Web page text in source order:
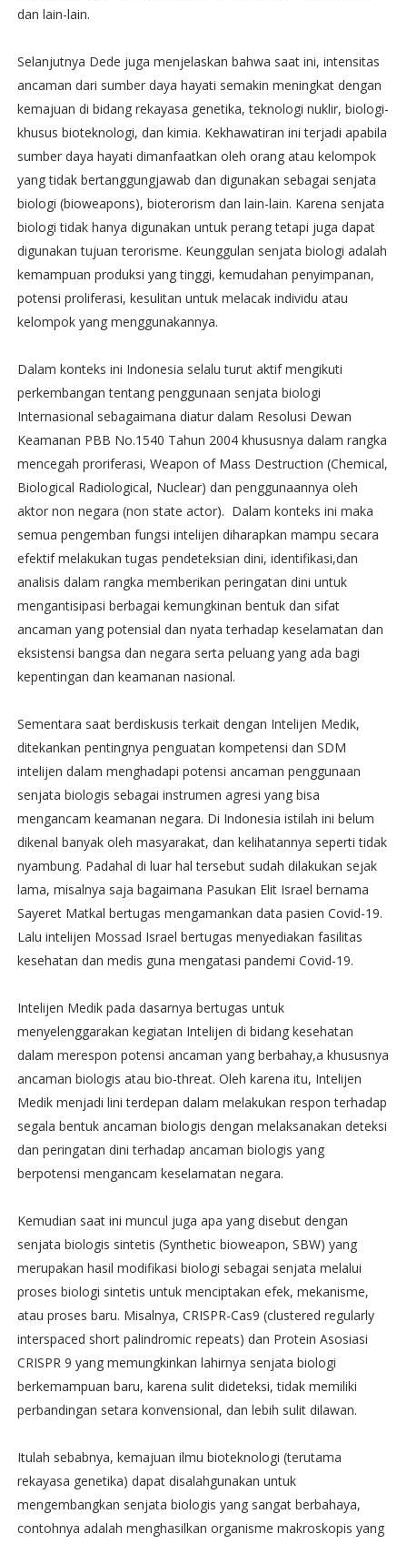
dan lain-lain.
Selanjutnya Dede juga menjelaskan bahwa saat ini, intensitas
ancaman dari sumber daya hayati semakin meningkat dengan
kemajuan di bidang rekayasa genetika, teknologi nuklir, biologi-
khusus bioteknologi, dan kimia. Kekhawatiran ini terjadi apabila
sumber daya hayati dimanfaatkan oleh orang atau kelompok
yang tidak bertanggungjawab dan digunakan sebagai senjata
biologi (bioweapons), bioterorism dan lain-lain. Karena senjata
biologi tidak hanya digunakan untuk perang tetapi juga dapat
digunakan tujuan terorisme. Keunggulan senjata biologi adalah
kemampuan produksi yang tinggi, kemudahan penyimpanan,
potensi proliferasi, kesulitan untuk melacak individu atau
kelompok yang menggunakannya.
Dalam konteks ini Indonesia selalu turut aktif mengikuti
perkembangan tentang penggunaan senjata biologi
Internasional sebagaimana diatur dalam Resolusi Dewan
Keamanan PBB No.1540 Tahun 2004 khususnya dalam rangka
mencegah proriferasi, Weapon of Mass Destruction (Chemical,
Biological Radiological, Nuclear) dan penggunaannya oleh
aktor non negara (non state actor). Dalam konteks ini maka
semua pengemban fungsi intelijen diharapkan mampu secara
efektif melakukan tugas pendeteksian dini, identifikasi,dan
analisis dalam rangka memberikan peringatan dini untuk
mengantisipasi berbagai kemungkinan bentuk dan sifat
ancaman yang potensial dan nyata terhadap keselamatan dan
eksistensi bangsa dan negara serta peluang yang ada bagi
kepentingan dan keamanan nasional.
Sementara saat berdiskusis terkait dengan Intelijen Medik,
ditekankan pentingnya penguatan kompetensi dan SDM
intelijen dalam menghadapi potensi ancaman penggunaan
senjata biologis sebagai instrumen agresi yang bisa
mengancam keamanan negara. Di Indonesia istilah ini belum
dikenal banyak oleh masyarakat, dan kelihatannya seperti tidak
nyambung. Padahal di luar hal tersebut sudah dilakukan sejak
lama, misalnya saja bagaimana Pasukan Elit Israel bernama
Sayeret Matkal bertugas mengamankan data pasien Covid-19.
Lalu intelijen Mossad Israel bertugas menyediakan fasilitas
kesehatan dan medis guna mengatasi pandemi Covid-19.
Intelijen Medik pada dasarnya bertugas untuk
menyelenggarakan kegiatan Intelijen di bidang kesehatan
dalam merespon potensi ancaman yang berbahay,a khususnya
ancaman biologis atau bio-threat. Oleh karena itu, Intelijen
Medik menjadi lini terdepan dalam melakukan respon terhadap
segala bentuk ancaman biologis dengan melaksanakan deteksi
dan peringatan dini terhadap ancaman biologis yang
berpotensi mengancam keselamatan negara.
Kemudian saat ini muncul juga apa yang disebut dengan
senjata biologis sintetis (Synthetic bioweapon, SBW) yang
merupakan hasil modifikasi biologi sebagai senjata melalui
proses biologi sintetis untuk menciptakan efek, mekanisme,
atau proses baru. Misalnya, CRISPR-Cas9 (clustered regularly
interspaced short palindromic repeats) dan Protein Asosiasi
CRISPR 9 yang memungkinkan lahirnya senjata biologi
berkemampuan baru, karena sulit dideteksi, tidak memiliki
perbandingan setara konvensional, dan lebih sulit dilawan.
Itulah sebabnya, kemajuan ilmu bioteknologi (terutama
rekayasa genetika) dapat disalahgunakan untuk
mengembangkan senjata biologis yang sangat berbahaya,
contohnya adalah menghasilkan organisme makroskopis yang